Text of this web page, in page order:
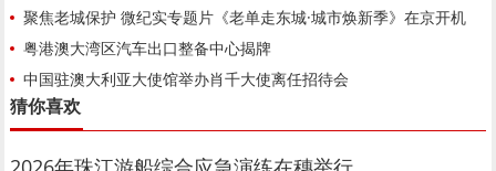
聚焦老城保护 微纪实专题片《老单走东城·城市焕新季》在京开机
粤港澳大湾区汽车出口整备中心揭牌
中国驻澳大利亚大使馆举办肖千大使离任招待会
猜你喜欢